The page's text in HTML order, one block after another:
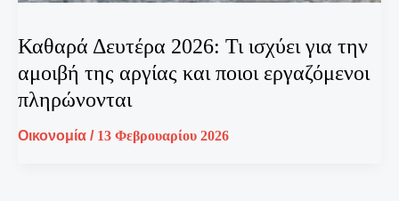
Καθαρά Δευτέρα 2026: Τι ισχύει για την
αμοιβή της αργίας και ποιοι εργαζόμενοι
πληρώνονται
Οικονομία / 13 Φεβρουαρίου 2026